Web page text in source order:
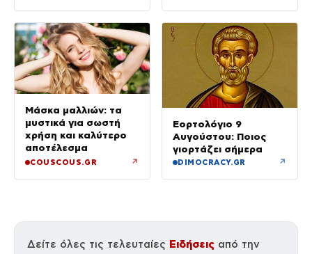
Μάσκα μαλλιών: τα
μυστικά για σωστή
χρήση και καλύτερο
αποτέλεσμα
COUSCOUS.GR ↗
Εορτολόγιο 9
Αυγούστου: Ποιος
γιορτάζει σήμερα
DIMOCRACY.GR ↗
Δείτε όλες τις τελευταίες Ειδήσεις από την